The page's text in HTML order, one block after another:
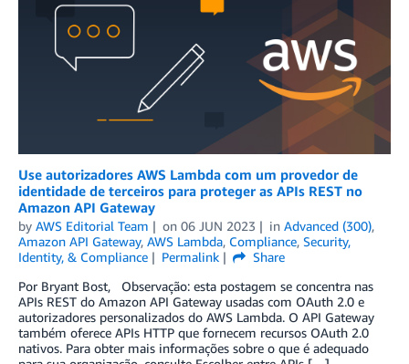
Use autorizadores AWS Lambda com um provedor de
identidade de terceiros para proteger as APIs REST no
Amazon API Gateway
by AWS Editorial Team on 06 JUN 2023 in Advanced (300),
Amazon API Gateway, AWS Lambda, Compliance, Security,
Identity, & Compliance
Permalink
Share
Por Bryant Bost, Observação: esta postagem se concentra nas
APIs REST do Amazon API Gateway usadas com OAuth 2.0 e
autorizadores personalizados do AWS Lambda. O API Gateway
também oferece APIs HTTP que fornecem recursos OAuth 2.0
nativos. Para obter mais informações sobre o que é adequado